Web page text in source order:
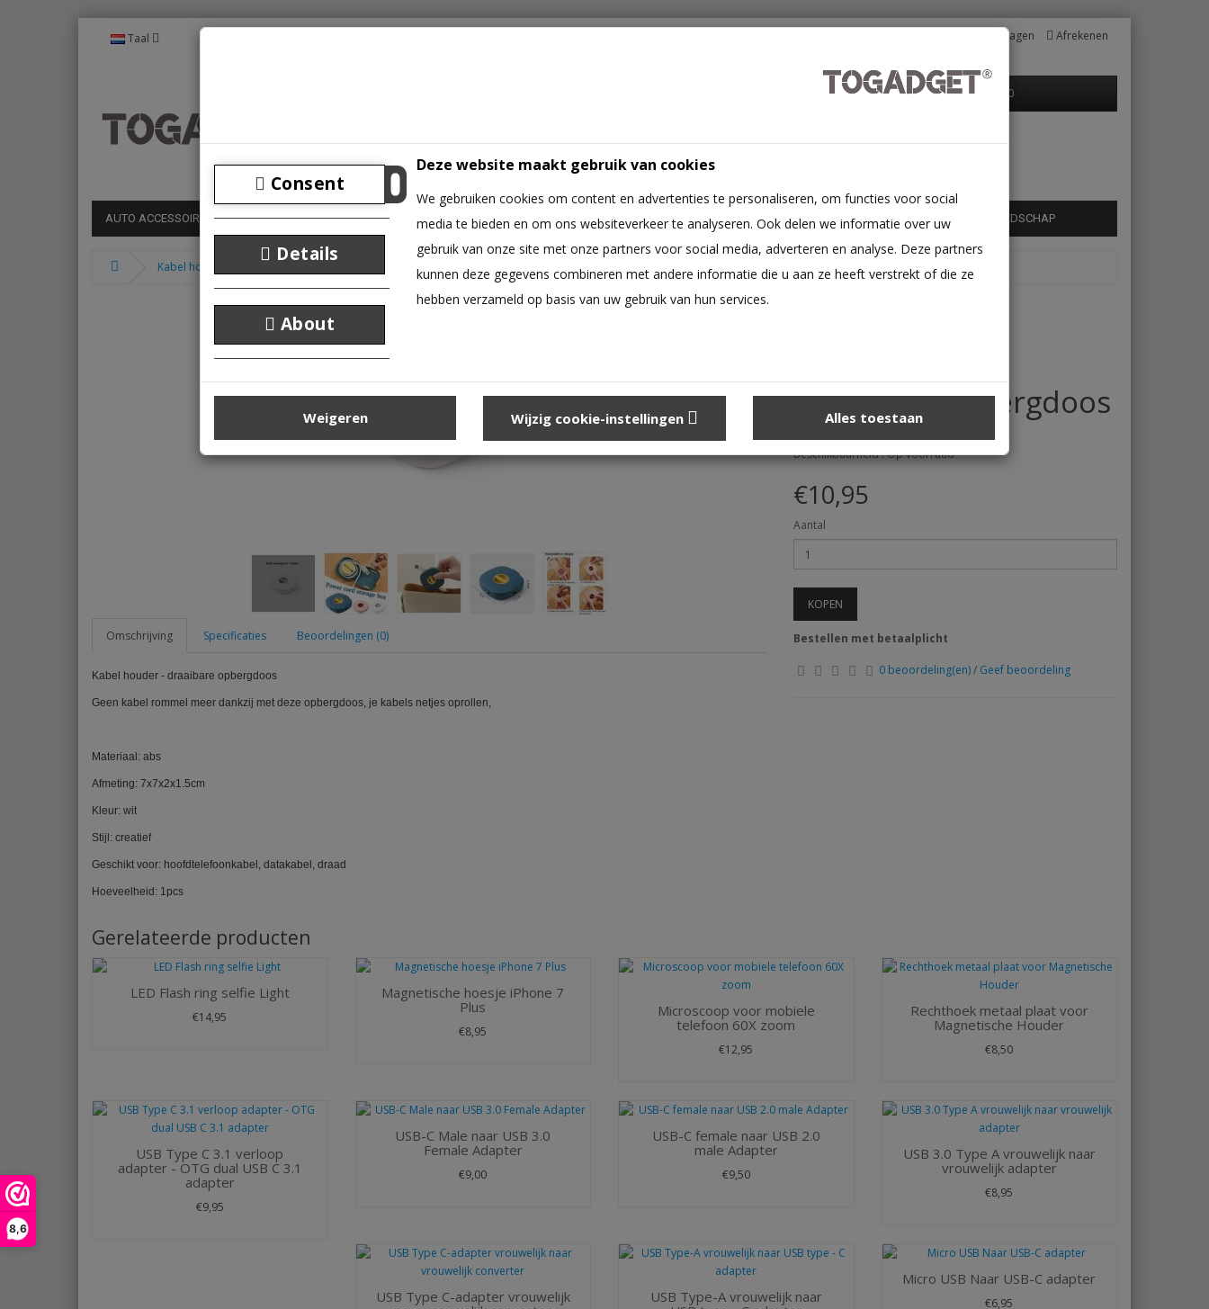
8,6
Taal Winkelwagen Afrekenen
0 product(en) - €0,00
AUTO ACCESSOIRES MEDIA GADGET VERLICHTING IPHONE GALAXY A GALAXY S OPPO XIAOMI HUAWEI NINTENDO GEREEDSCHAP
Kabel houder - draaibare opbergdoos
Omschrijving Specificaties Beoordelingen (0)
Kabel houder - draaibare opbergdoos
Geen kabel rommel meer dankzij met deze opbergdoos, je kabels netjes oprollen,
Materiaal: abs
Afmeting: 7x7x2x1.5cm
Kleur: wit
Stijl: creatief
Geschikt voor: hoofdtelefoonkabel, datakabel, draad
Hoeveelheid: 1pcs
draaibare opbergdoos
Beschikbaarheid : Op voorraad
€10,95
Aantal
KOPEN
Bestellen met betaalplicht
0 beoordeling(en)/ Geef beoordeling
Gerelateerde producten
LED Flash ring selfie Light
€14,95
Magnetische hoesje iPhone 7
Plus
€8,95
Microscoop voor mobiele
telefoon 60X zoom
€12,95
Rechthoek metaal plaat voor
Magnetische Houder
€8,50
USB Type C 3.1 verloop
adapter - OTG dual USB C 3.1
adapter
€9,95
USB-C Male naar USB 3.0
Female Adapter
€9,00
USB-C female naar USB 2.0
male Adapter
€9,50
USB 3.0 Type A vrouwelijk naar
vrouwelijk adapter
€8,95
USB Type C-adapter vrouwelijk
USB Type-A vrouwelijk naar
Micro USB Naar USB-C adapter
€6,95
Consent
Details
About
Deze website maakt gebruik van cookies
We gebruiken cookies om content en advertenties te personaliseren, om functies voor social
media te bieden en om ons websiteverkeer te analyseren. Ook delen we informatie over uw
gebruik van onze site met onze partners voor social media, adverteren en analyse. Deze partners
kunnen deze gegevens combineren met andere informatie die u aan ze heeft verstrekt of die ze
hebben verzameld op basis van uw gebruik van hun services.
Weigeren Wijzig cookie-instellingen Alles toestaan